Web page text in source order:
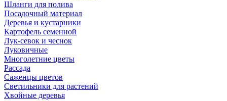
Шланги для полива
Посадочный материал
Деревья и кустарники
Картофель семенной
Лук-севок и чеснок
Луковичные
Многолетние цветы
Рассада
Саженцы цветов
Светильники для растений
Хвойные деревья